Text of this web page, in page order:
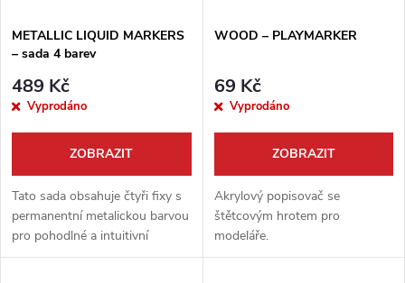
METALLIC LIQUID MARKERS
– sada 4 barev
489 Kč
Vyprodáno
ZOBRAZIT
Tato sada obsahuje čtyři fixy s
permanentní metalickou barvou
pro pohodlné a intuitivní
malování detailů na vašich
WOOD – PLAYMARKER
69 Kč
Vyprodáno
ZOBRAZIT
Akrylový popisovač se
štětcovým hrotem pro
modeláře.